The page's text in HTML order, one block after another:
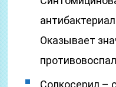
Оказывает
Солкосерил –